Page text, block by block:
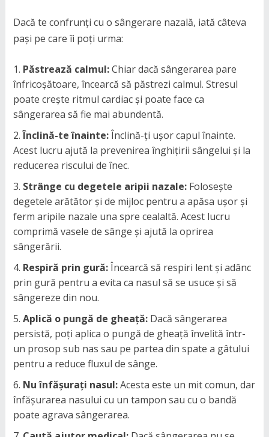
Dacă te confrunți cu o sângerare nazală, iată câteva
pași pe care îi poți urma:
Păstrează calmul:Chiar dacă sângerarea pare
înfricoșătoare, încearcă să păstrezi calmul. Stresul
poate crește ritmul cardiac și poate face ca
sângerarea să fie mai abundentă.
Înclină-te înainte:Înclină-ți ușor capul înainte.
Acest lucru ajută la prevenirea înghițirii sângelui și la
reducerea riscului de înec.
Strânge cu degetele aripii nazale:Folosește
degetele arătător și de mijloc pentru a apăsa ușor și
ferm aripile nazale una spre cealaltă. Acest lucru
comprimă vasele de sânge și ajută la oprirea
sângerării.
Respiră prin gură:Încearcă să respiri lent și adânc
prin gură pentru a evita ca nasul să se usuce și să
sângereze din nou.
Aplică o pungă de gheață:Dacă sângerarea
persistă, poți aplica o pungă de gheață învelită într-
un prosop sub nas sau pe partea din spate a gâtului
pentru a reduce fluxul de sânge.
Nu înfășurați nasul:Acesta este un mit comun, dar
înfășurarea nasului cu un tampon sau cu o bandă
poate agrava sângerarea.